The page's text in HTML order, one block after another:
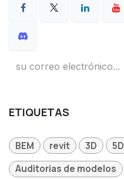
ETIQUETAS
BEM revit 3D 5D
Auditorias de modelos